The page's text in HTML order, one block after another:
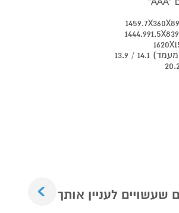
/ 13.9
שעשויים לעניין אותך